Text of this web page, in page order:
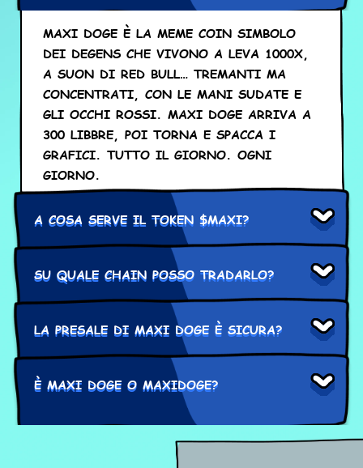
MAXI DOGE È LA MEME COIN SIMBOLO
DEI DEGENS CHE VIVONO A LEVA 1000X,
A SUON DI RED BULL… TREMANTI MA
CONCENTRATI, CON LE MANI SUDATE E
GLI OCCHI ROSSI. MAXI DOGE ARRIVA A
300 LIBBRE, POI TORNA E SPACCA I
GRAFICI. TUTTO IL GIORNO. OGNI
GIORNO.
A COSA SERVE IL TOKEN $MAXI?
SU QUALE CHAIN POSSO TRADARLO?
LA PRESALE DI MAXI DOGE È SICURA?
È MAXI DOGE O MAXIDOGE?